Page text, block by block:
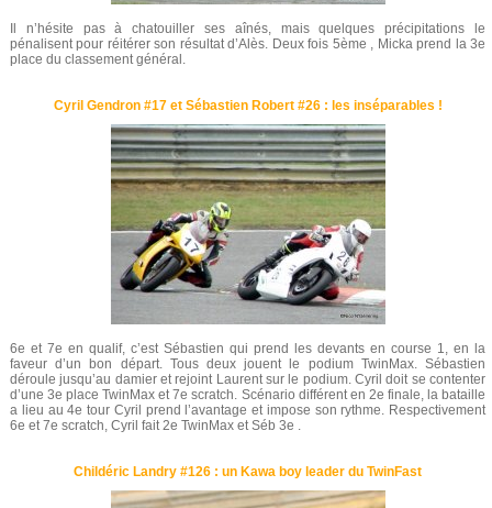
Il n’hésite pas à chatouiller ses aînés, mais quelques précipitations le
pénalisent pour réitérer son résultat d’Alès. Deux fois 5ème , Micka prend la 3e
place du classement général.
Cyril Gendron #17 et Sébastien Robert #26 : les inséparables !
6e et 7e en qualif, c’est Sébastien qui prend les devants en course 1, en la
faveur d’un bon départ. Tous deux jouent le podium TwinMax. Sébastien
déroule jusqu’au damier et rejoint Laurent sur le podium. Cyril doit se contenter
d’une 3e place TwinMax et 7e scratch. Scénario différent en 2e finale, la bataille
a lieu au 4e tour Cyril prend l’avantage et impose son rythme. Respectivement
6e et 7e scratch, Cyril fait 2e TwinMax et Séb 3e .
Childéric Landry #126 : un Kawa boy leader du TwinFast